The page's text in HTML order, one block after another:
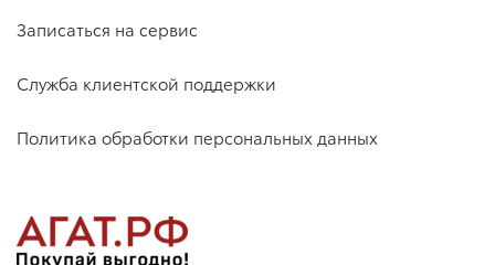
Записаться на сервис
Служба клиентской поддержки
Политика обработки персональных данных